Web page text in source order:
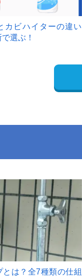
カビハイターの違い
選ぶ！
とは？全7種類の仕組